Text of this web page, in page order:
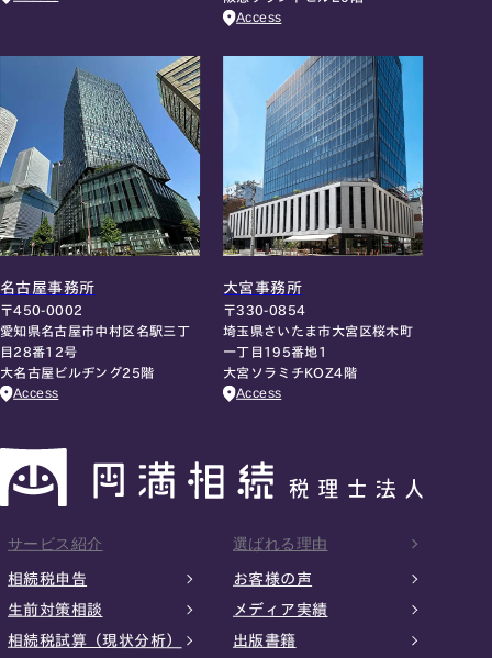
Access
名古屋事務所
〒450-0002
愛知県名古屋市中村区名駅三丁
目28番12号
大名古屋ビルヂング25階
Access
大宮事務所
〒330-0854
埼玉県さいたま市大宮区桜木町
一丁目195番地1
大宮ソラミチKOZ4階
Access
サービス紹介
相続税申告
生前対策相談
相続税試算（現状分析）
選ばれる理由
お客様の声
メディア実績
出版書籍